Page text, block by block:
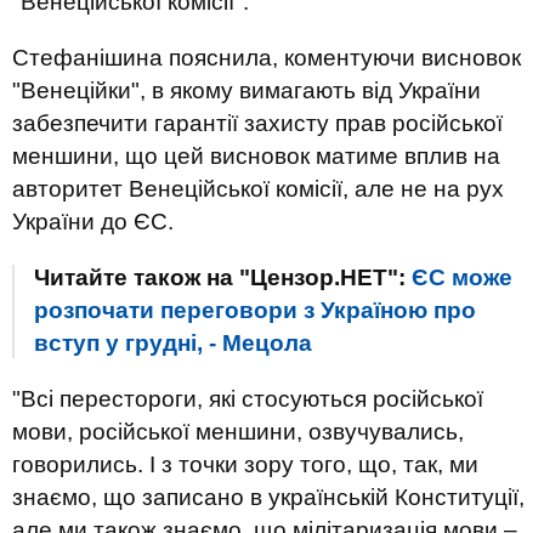
Стефанішина пояснила, коментуючи висновок
"Венеційки", в якому вимагають від України
забезпечити гарантії захисту прав російської
меншини, що цей висновок матиме вплив на
авторитет Венеційської комісії, але не на рух
України до ЄС.
Читайте також на "Цензор.НЕТ": ЄС може
розпочати переговори з Україною про
вступ у грудні, - Мецола
"Всі перестороги, які стосуються російської
мови, російської меншини, озвучувались,
говорились. І з точки зору того, що, так, ми
знаємо, що записано в українській Конституції,